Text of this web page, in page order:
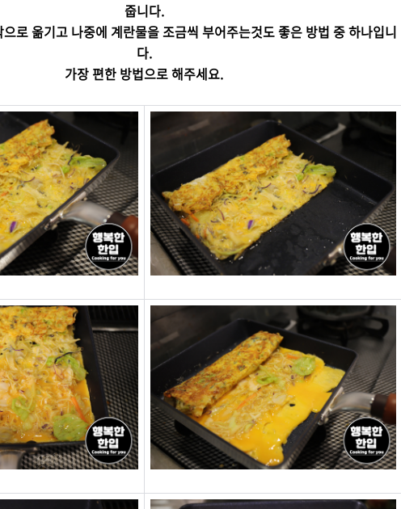
줍니다.
로 옮기고 나중에 계란물을 조금씩 부어주는것도 좋은 방법 중 하나입니
다.
가장 편한 방법으로 해주세요.